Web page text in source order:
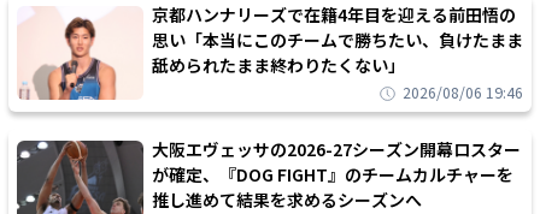
京都ハンナリーズで在籍4年目を迎える前田悟の
思い「本当にこのチームで勝ちたい、負けたまま
舐められたまま終わりたくない」
2026/08/06 19:46
大阪エヴェッサの2026-27シーズン開幕ロスター
が確定、『DOG FIGHT』のチームカルチャーを
推し進めて結果を求めるシーズンへ